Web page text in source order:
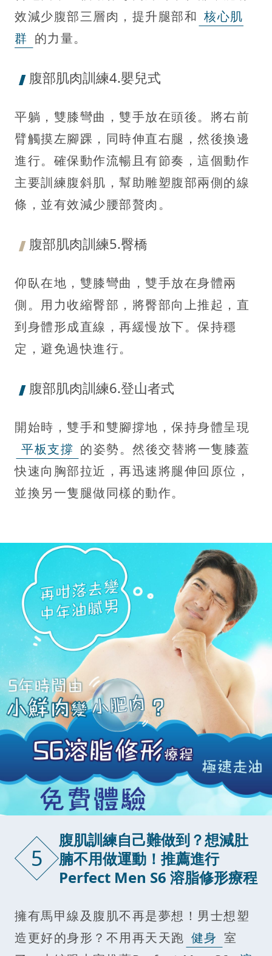
效減少腹部三層肉，提升腿部和 核心肌
群 的力量。
腹部肌肉訓練4.嬰兒式
平躺，雙膝彎曲，雙手放在頭後。將右前
臂觸摸左腳踝，同時伸直右腿，然後換邊
進行。確保動作流暢且有節奏，這個動作
主要訓練腹斜肌，幫助雕塑腹部兩側的線
條，並有效減少腰部贅肉。
腹部肌肉訓練5.臀橋
仰臥在地，雙膝彎曲，雙手放在身體兩
側。用力收縮臀部，將臀部向上推起，直
到身體形成直線，再緩慢放下。保持穩
定，避免過快進行。
腹部肌肉訓練6.登山者式
開始時，雙手和雙腳撐地，保持身體呈現
平板支撐 的姿勢。然後交替將一隻膝蓋
快速向胸部拉近，再迅速將腿伸回原位，
並換另一隻腿做同樣的動作。
5
腹肌訓練自己難做到？想減肚
腩不用做運動！推薦進行
Perfect Men S6 溶脂修形療程
擁有馬甲線及腹肌不再是夢想！男士想塑
造更好的身形？不用再天天跑 健身 室